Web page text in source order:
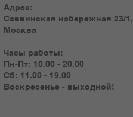
Адрес:
Саввинская набережная 23/1,
Москва
Часы работы:
Пн-Пт: 10.00 - 20.00
Сб: 11.00 - 19.00
Воскресенье - выходной!